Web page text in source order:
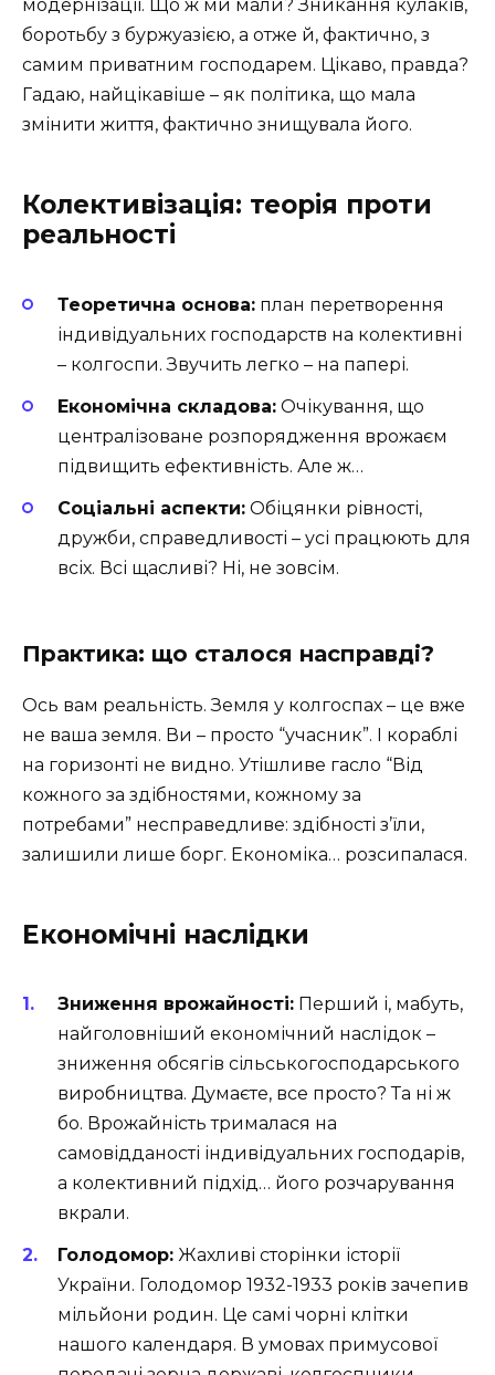
модернізації. Що ж ми мали? Зникання кулаків,
боротьбу з буржуазією, а отже й, фактично, з
самим приватним господарем. Цікаво, правда?
Гадаю, найцікавіше – як політика, що мала
змінити життя, фактично знищувала його.
Колективізація: теорія проти
реальності
Теоретична основа: план перетворення
індивідуальних господарств на колективні
– колгоспи. Звучить легко – на папері.
Економічна складова: Очікування, що
централізоване розпорядження врожаєм
підвищить ефективність. Але ж…
Соціальні аспекти: Обіцянки рівності,
дружби, справедливості – усі працюють для
всіх. Всі щасливі? Ні, не зовсім.
Практика: що сталося насправді?
Ось вам реальність. Земля у колгоспах – це вже
не ваша земля. Ви – просто “учасник”. І кораблі
на горизонті не видно. Утішливе гасло “Від
кожного за здібностями, кожному за
потребами” несправедливе: здібності з’їли,
залишили лише борг. Економіка… розсипалася.
Економічні наслідки
Зниження врожайності: Перший і, мабуть,
найголовніший економічний наслідок –
зниження обсягів сільськогосподарського
виробництва. Думаєте, все просто? Та ні ж
бо. Врожайність трималася на
самовідданості індивідуальних господарів,
а колективний підхід… його розчарування
вкрали.
Голодомор: Жахливі сторінки історії
України. Голодомор 1932-1933 років зачепив
мільйони родин. Це самі чорні клітки
нашого календаря. В умовах примусової